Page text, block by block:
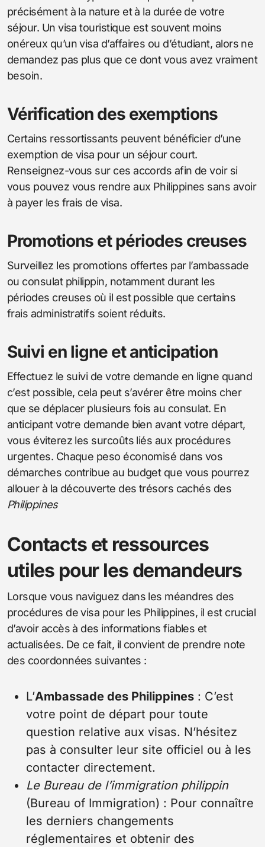
précisément à la nature et à la durée de votre
séjour. Un visa touristique est souvent moins
onéreux qu’un visa d’affaires ou d’étudiant, alors ne
demandez pas plus que ce dont vous avez vraiment
besoin.
Vérification des exemptions
Certains ressortissants peuvent bénéficier d’une
exemption de visa pour un séjour court.
Renseignez-vous sur ces accords afin de voir si
vous pouvez vous rendre aux Philippines sans avoir
à payer les frais de visa.
Promotions et périodes creuses
Surveillez les promotions offertes par l’ambassade
ou consulat philippin, notamment durant les
périodes creuses où il est possible que certains
frais administratifs soient réduits.
Suivi en ligne et anticipation
Effectuez le suivi de votre demande en ligne quand
c’est possible, cela peut s’avérer être moins cher
que se déplacer plusieurs fois au consulat. En
anticipant votre demande bien avant votre départ,
vous éviterez les surcoûts liés aux procédures
urgentes. Chaque peso économisé dans vos
démarches contribue au budget que vous pourrez
allouer à la découverte des trésors cachés des
Philippines
Contacts et ressources
utiles pour les demandeurs
Lorsque vous naviguez dans les méandres des
procédures de visa pour les Philippines, il est crucial
d’avoir accès à des informations fiables et
actualisées. De ce fait, il convient de prendre note
des coordonnées suivantes :
L’Ambassade des Philippines : C’est
votre point de départ pour toute
question relative aux visas. N’hésitez
pas à consulter leur site officiel ou à les
contacter directement.
Le Bureau de l’immigration philippin
(Bureau of Immigration) : Pour connaître
les derniers changements
réglementaires et obtenir des